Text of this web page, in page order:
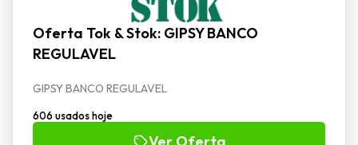
Oferta Tok & Stok: GIPSY BANCO
REGULAVEL
GIPSY BANCO REGULAVEL
606 usados hoje